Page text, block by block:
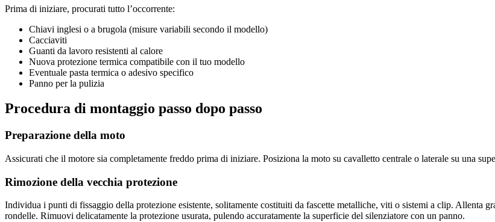
Prima di iniziare, procurati tutto l’occorrente:
Chiavi inglesi o a brugola (misure variabili secondo il modello)
Cacciaviti
Guanti da lavoro resistenti al calore
Nuova protezione termica compatibile con il tuo modello
Eventuale pasta termica o adesivo specifico
Panno per la pulizia
Procedura di montaggio passo dopo passo
Preparazione della moto
Assicurati che il motore sia completamente freddo prima di iniziare. Posiziona la moto su cavalletto centrale o laterale su una
Rimozione della vecchia protezione
Individua i punti di fissaggio della protezione esistente, solitamente costituiti da fascette metalliche, viti o sistemi a clip. Allenta
rondelle. Rimuovi delicatamente la protezione usurata, pulendo accuratamente la superficie del silenziatore con un panno.